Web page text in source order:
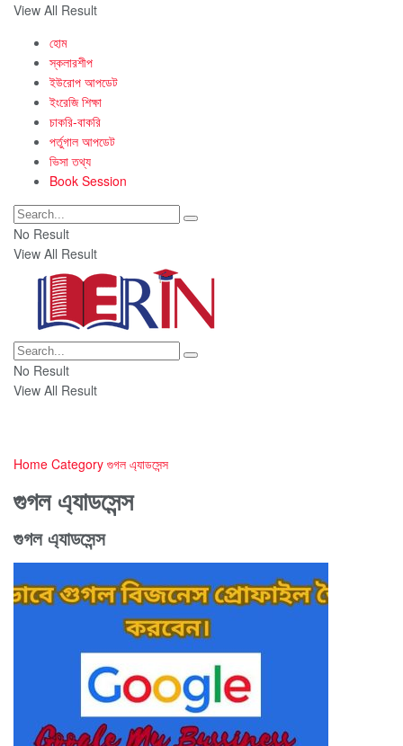
View All Result
হোম
স্কলারশীপ
ইউরোপ আপডেট
ইংরেজি শিক্ষা
চাকরি-বাকরি
পর্তুগাল আপডেট
ভিসা তথ্য
Book Session
No Result
View All Result
No Result
View All Result
Home Category গুগল এ্যাডসেন্স
গুগল এ্যাডসেন্স
গুগল এ্যাডসেন্স